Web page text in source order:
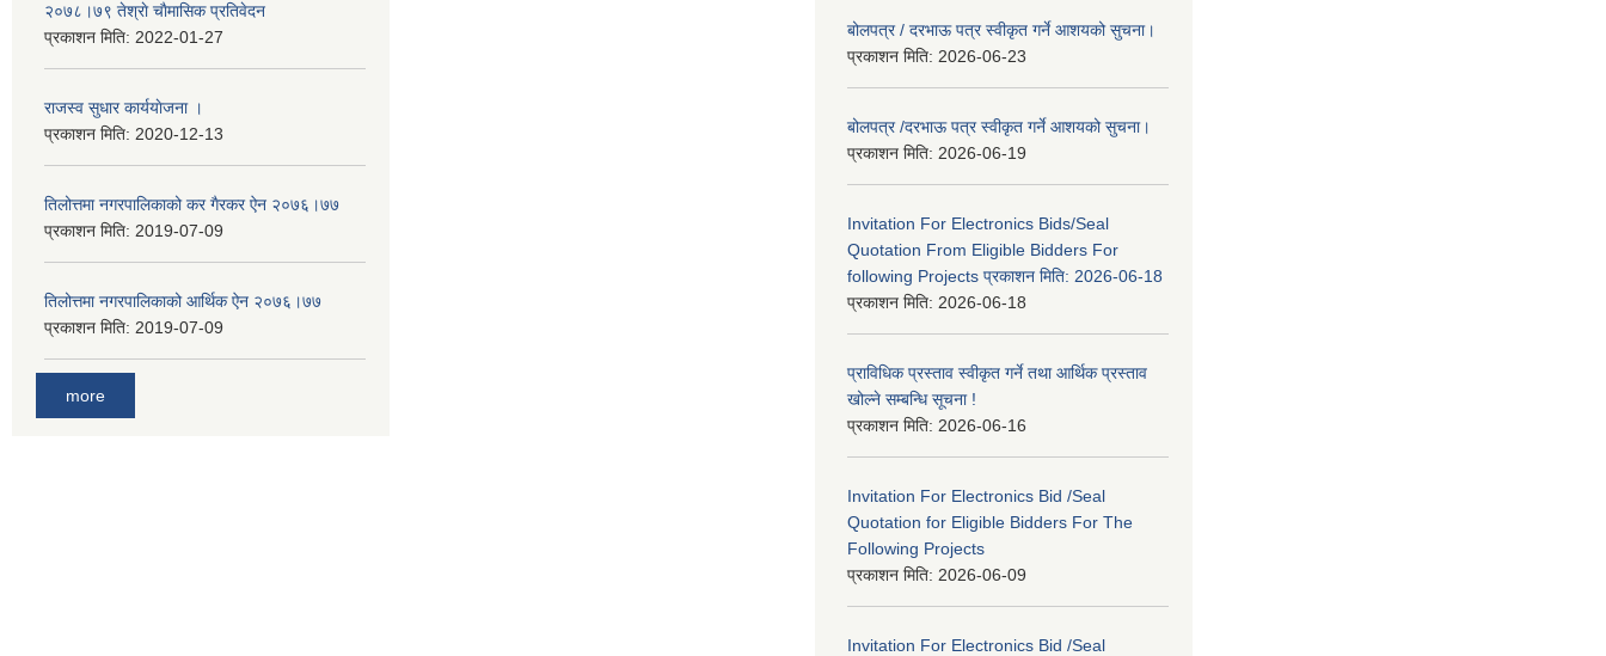
२०७८।७९ तेश्राे चाैमासिक प्रतिवेदन
प्रकाशन मिति: 2022-01-27
राजस्व सुधार कार्ययाेजना ।
प्रकाशन मिति: 2020-12-13
तिलोत्तमा नगरपालिकाको कर गैरकर ऐन २०७६।७७
प्रकाशन मिति: 2019-07-09
तिलोत्तमा नगरपालिकाको आर्थिक ऐन २०७६।७७
प्रकाशन मिति: 2019-07-09
more
बोलपत्र / दरभाऊ पत्र स्वीकृत गर्ने आशयको सुचना।
प्रकाशन मिति: 2026-06-23
बोलपत्र /दरभाऊ पत्र स्वीकृत गर्ने आशयको सुचना।
प्रकाशन मिति: 2026-06-19
Invitation For Electronics Bids/Seal
Quotation From Eligible Bidders For
following Projects प्रकाशन मिति: 2026-06-18
प्रकाशन मिति: 2026-06-18
प्राविधिक प्रस्ताव स्वीकृत गर्ने तथा आर्थिक प्रस्ताव
खोल्ने सम्बन्धि सूचना !
प्रकाशन मिति: 2026-06-16
Invitation For Electronics Bid /Seal
Quotation for Eligible Bidders For The
Following Projects
प्रकाशन मिति: 2026-06-09
Invitation For Electronics Bid /Seal